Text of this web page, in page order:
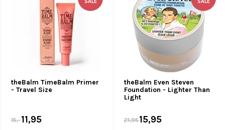
theBalm TimeBalm Primer
- Travel Size
15,-11,95
theBalm Even Steven
Foundation - Lighter Than
Light
21,9515,95